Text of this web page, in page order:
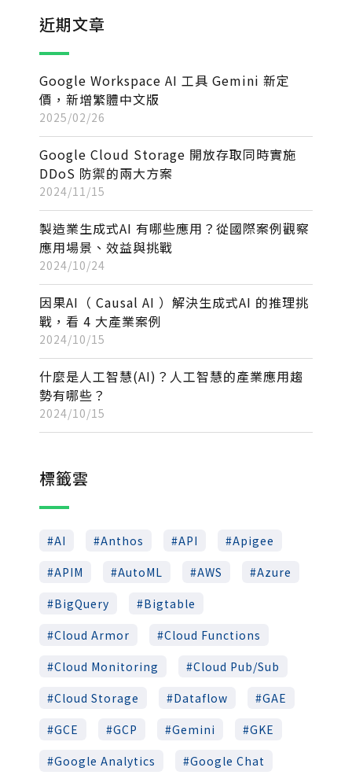
近期文章
Google Workspace AI 工具 Gemini 新定
價，新增繁體中文版
2025/02/26
Google Cloud Storage 開放存取同時實施
DDoS 防禦的兩大方案
2024/11/15
製造業生成式AI 有哪些應用？從國際案例觀察
應用場景、效益與挑戰
2024/10/24
因果AI（ Causal AI ）解決生成式AI 的推理挑
戰，看 4 大產業案例
2024/10/15
什麼是人工智慧(AI)？人工智慧的產業應用趨
勢有哪些？
2024/10/15
標籤雲
AI Anthos API
Apigee
APIM
AutoML AWS
Azure
BigQuery
Bigtable
Cloud Armor
Cloud Functions
Cloud Monitoring
Cloud Pub/Sub
Cloud Storage
Dataflow
GAE
GCE
GCP Gemini
GKE
Google Analytics
Google Chat